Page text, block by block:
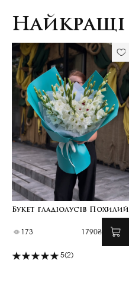
Найкращі
Букет гладіолусів Похилий
173 1790₴
5(2)